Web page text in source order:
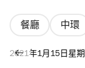
餐廳 中環
2021年1月15日星